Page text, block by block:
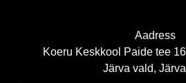
Aadress
Koeru Keskkool Paide tee
Järva vald,